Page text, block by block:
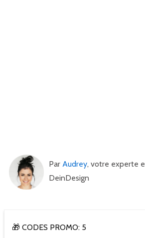
Par Audrey, votre experte
DeinDesign
🎁 CODES PROMO: 5